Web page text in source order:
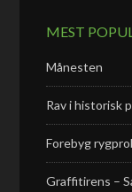
MEST
Månesten
Rav i historisk
Forebyg
Graffitirens –